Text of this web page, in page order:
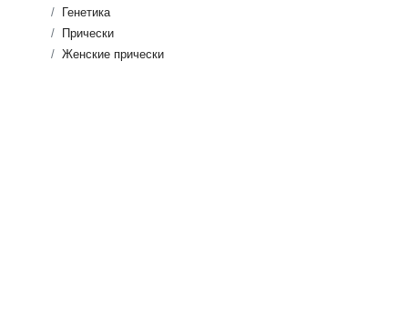
Генетика
Прически
Женские прически